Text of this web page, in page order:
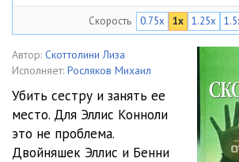
Подумай дважды_Глава_005
Подумай дважды_Глава_006
Подумай дважды_Глава_008
Подумай дважды_Глава_009
Скорость 0.75x 1x 1.25x
Автор: Скоттолини Лиза
Исполняет: Росляков Михаил
Убить сестру и занять ее
место. Для Эллис Конноли
это не проблема.
Двойняшек Эллис и Бенни